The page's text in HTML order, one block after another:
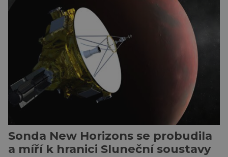
bezpečnostní experti upozorňují na mnohem
méně nápadné riziko. Podle některých
odborníků by už během příštích dvou let mohly
pokročilé systémy AI výrazně usnadnit
kybernetické útoky […]
Sonda New Horizons se probudila
a míří k hranici Sluneční soustavy